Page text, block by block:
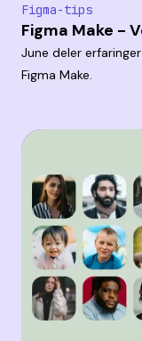
Figma-tips
Figma Make -
June deler
Figma Make.